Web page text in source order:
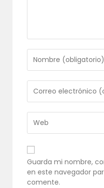
tu
nombre
o
nombre
de
usuario
para
comentar
tu
dirección
de
correo
electrónico
para
comentar
URL
de
tu
web
(opcional)
Guarda mi nombre,
en este navegador
comente.